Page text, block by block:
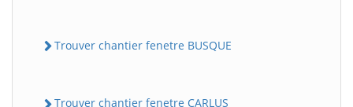
Trouver chantier fenetre BUSQUE
Trouver chantier fenetre CARLUS